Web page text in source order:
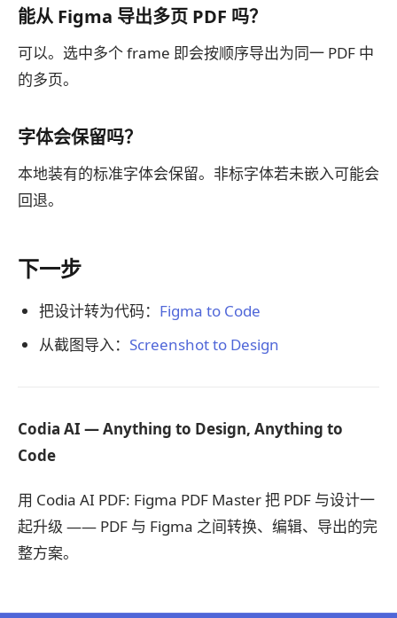
能从 Figma 导出多页 PDF 吗？
可以。选中多个 frame 即会按顺序导出为同一 PDF 中
的多页。
字体会保留吗？
本地装有的标准字体会保留。非标字体若未嵌入可能会
回退。
下一步
把设计转为代码： Figma to Code
从截图导入： Screenshot to Design
Codia AI — Anything to Design, Anything to
Code
用 Codia AI PDF: Figma PDF Master 把 PDF 与设计一
起升级 —— PDF 与 Figma 之间转换、编辑、导出的完
整方案。